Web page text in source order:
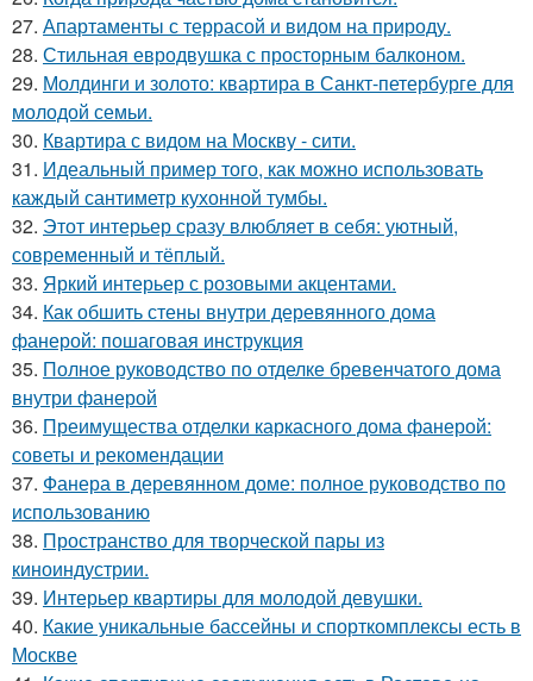
27. Апартаменты с террасой и видом на природу.
28. Стильная евродвушка с просторным балконом.
29. Молдинги и золото: квартира в Санкт-петербурге для
молодой семьи.
30. Квартира с видом на Москву - сити.
31. Идеальный пример того, как можно использовать
каждый сантиметр кухонной тумбы.
32. Этот интерьер сразу влюбляет в себя: уютный,
современный и тёплый.
33. Яркий интерьер с розовыми акцентами.
34. Как обшить стены внутри деревянного дома
фанерой: пошаговая инструкция
35. Полное руководство по отделке бревенчатого дома
внутри фанерой
36. Преимущества отделки каркасного дома фанерой:
советы и рекомендации
37. Фанера в деревянном доме: полное руководство по
использованию
38. Пространство для творческой пары из
киноиндустрии.
39. Интерьер квартиры для молодой девушки.
40. Какие уникальные бассейны и спорткомплексы есть в
Москве